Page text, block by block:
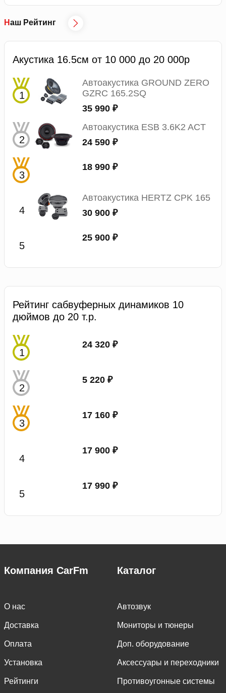
Наш Рейтинг
Акустика 16.5см от 10 000 до 20 000р
Автоакустика GROUND ZERO
GZRC 165.2SQ
35 990 ₽
Автоакустика ESB 3.6K2 ACT
24 590 ₽
18 990 ₽
Автоакустика HERTZ CPK 165
30 900 ₽
25 900 ₽
Рейтинг сабвуферных динамиков 10
дюймов до 20 т.р.
24 320 ₽
5 220 ₽
17 160 ₽
17 900 ₽
17 990 ₽
Компания CarFm
О нас
Доставка
Оплата
Установка
Рейтинги
Каталог
Автозвук
Мониторы и тюнеры
Доп. оборудование
Аксессуары и переходники
Противоугонные системы